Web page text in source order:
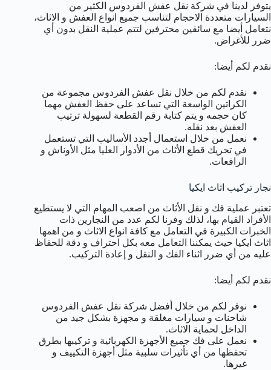
يتوفر لدينا في شركة نقل عفش الفردوس الكثير من
السيارات متعددة الاحجام لتناسب جميع انواع العفش و الاثاث،
نتعامل أيضا مع سائقين محترفين لتتم عملية النقل بدون أي
ضرر للأغراض.
نقدم لكم أيضا:
نقدم لكم من خلال نقل عفش الفردوس مجموعة من
الكراتين الواسعة التي تساعد على حفظ العفش مهما
كان حجمه و يتم كتابة رقم القطعة لسهولة ترتيب
العفش بعد نقله.
نعمل من خلال استعمال أجدد الأساليب التي تستعمل
في تحريك قطع الأثاث من الأدوار العليا مثل الأوناش و
الرافعات.
نجار تركيب اثاث ايكيا
تعتبر عملية فك و نقل الأثاث من اصعب المهام التي لا يستطيع
الأفراد القيام بها، لذلك وفرنا لكم عدد من النجارين ذات
الخبرات الكبيرة في التعامل مع كافة انواع الاثاث و من اهمها
اثاث ايكيا حيث يمكننا التعامل معه بكل احتراف و دقة للحفاظ
عليه من أي ضرر اثناء الفك و النقل و إعادة التركيب.
نقدم لكم أيضا:
نوفر لكم من خلال أفضل شركة نقل عفش الفردوس
شاحنات و سيارات مغلقة و مجهزة بشكل جيد من
الداخل لحماية الاثاث.
نعمل على فك جميع الأجهزة الكهربائية و تركيبها بطرق
تحفظها من أي تأثيرات سلبية مثل أجهزة التكييف و
غيرها.